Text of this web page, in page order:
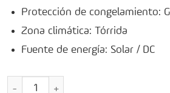
Protección de congelamiento:
Zona climática: Tórrida
Fuente de energía: Solar / DC
Refrigerador Solar para Vacunas TCW